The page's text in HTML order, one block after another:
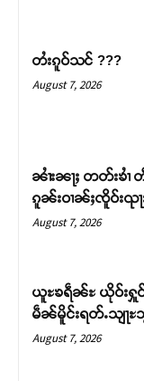
တႃႇႁႂ်ႈသဵင်ၵ
တ်ႇ တူဝ်ႈလုမ်ႈ
ဝ်ႇၽူ
တႆးၵူဝ်သင် ???
August 7, 2026
ၼၢႆးၼႃႈ တတ်းၶ
ၵူၼ်းဝၢၼ်ႈၸိူဝ်းၺႃ
August 7, 2026
ယူႊၶရဵၼ်ႊ ယိုဝ်းႁူ
မဵၼ်မိူင်းရတ်ႉသျႃ
August 7, 2026